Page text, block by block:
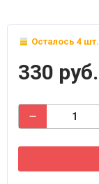
Осталось 4 шт.
330 руб.